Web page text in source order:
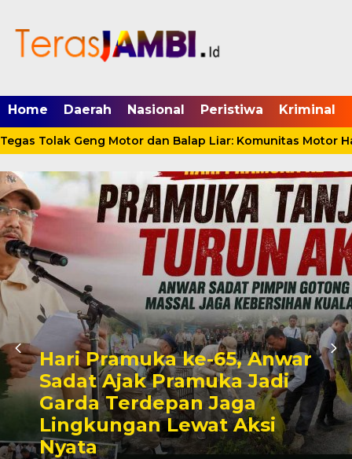
Home Daerah Nasional Peristiwa Kriminal
Tolak Geng Motor dan Balap Liar: Komunitas Motor
Hari Pramuka ke-65, Anwar
Sadat Ajak Pramuka Jadi
Garda Terdepan Jaga
Lingkungan Lewat Aksi
Nyata